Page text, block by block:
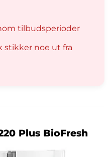
tilbudsperioder
stikker noe ut fra
Plus BioFresh